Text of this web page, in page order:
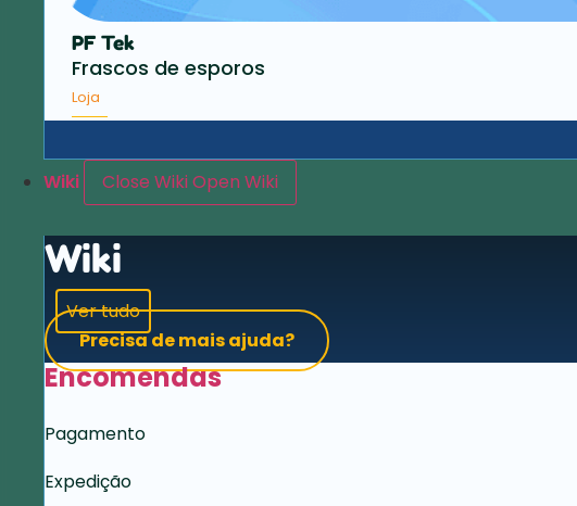
PF Tek
Frascos de esporos
Loja
Wiki Close WikiOpen Wiki
Wiki
Ver tudo
Precisa de mais ajuda?
Encomendas
Pagamento
Expedição